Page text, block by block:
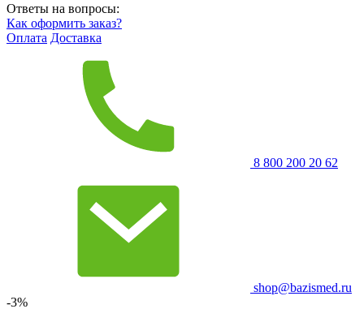
Ответы на вопросы:
Как оформить заказ?
Оплата Доставка
8 800 200 20 62
shop@bazismed.ru
-3%